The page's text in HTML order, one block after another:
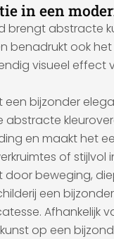
in een
brengt abstracte
ook het
visueel effect
een bijzonder
en maakt het
of stijlvol
door beweging,
een
op een